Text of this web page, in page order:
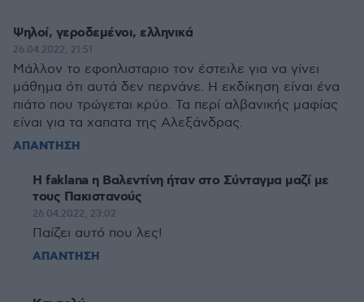
Ψηλοί, γεροδεμένοι, ελληνικά
26.04.2022, 21:51
Μάλλον το εφοπλισταριο τον έστειλε για να γίνει
μάθημα ότι αυτά δεν περνάνε. Η εκδίκηση είναι ένα
πιάτο που τρώγεται κρύο. Τα περί αλβανικής μαφίας
είναι για τα χαπατα της Αλεξάνδρας.
ΑΠΑΝΤΗΣΗ
H faklana η Bαλεvτίvη ήταν στο Σύνταγμα μαζί με
τους Πακισταvoύς
26.04.2022, 23:02
Παίζει αυτό που λες!
ΑΠΑΝΤΗΣΗ